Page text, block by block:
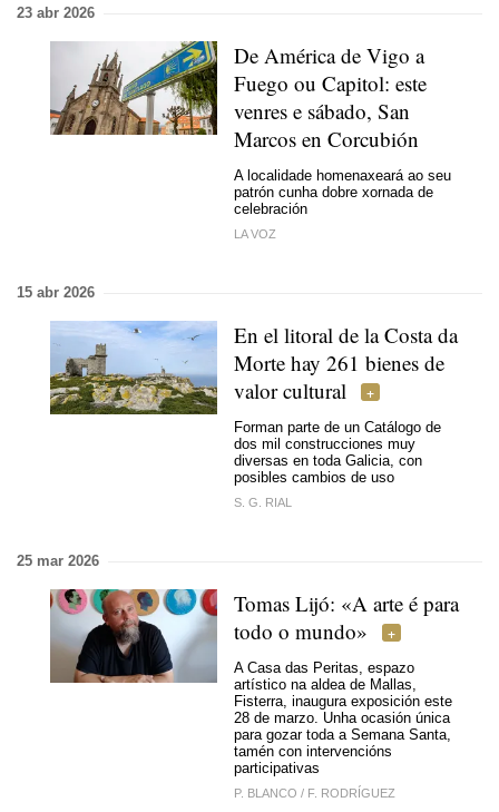
23 abr 2026
De América de Vigo a
Fuego ou Capitol: este
venres e sábado, San
Marcos en Corcubión
A localidade homenaxeará ao seu
patrón cunha dobre xornada de
celebración
LA VOZ
15 abr 2026
En el litoral de la Costa da
Morte hay 261 bienes de
valor cultural
Forman parte de un Catálogo de
dos mil construcciones muy
diversas en toda Galicia, con
posibles cambios de uso
S. G. RIAL
25 mar 2026
Tomas Lijó: «A arte é para
todo o mundo»
A Casa das Peritas, espazo
artístico na aldea de Mallas,
Fisterra, inaugura exposición este
28 de marzo. Unha ocasión única
para gozar toda a Semana Santa,
tamén con intervencións
participativas
P. BLANCO / F. RODRÍGUEZ